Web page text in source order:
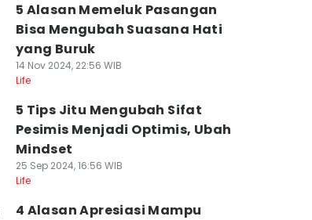
5 Alasan Memeluk Pasangan
Bisa Mengubah Suasana Hati
yang Buruk
14 Nov 2024, 22:56 WIB
Life
5 Tips Jitu Mengubah Sifat
Pesimis Menjadi Optimis, Ubah
Mindset
25 Sep 2024, 16:56 WIB
Life
4 Alasan Apresiasi Mampu